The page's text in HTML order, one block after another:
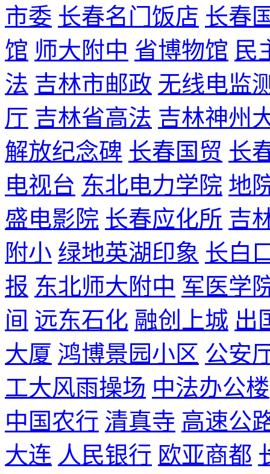
市委 长春名门饭店 长春
馆 师大附中 省博物馆 民
法 吉林市邮政 无线电监
厅 吉林省高法 吉林神州
解放纪念碑 长春国贸 长
电视台 东北电力学院 地
盛电影院 长春应化所 吉
附小 绿地英湖印象 长白
报 东北师大附中 军医学
间 远东石化 融创上城 出
大厦 鸿博景园小区 公安
工大风雨操场 中法办公楼
中国农行 清真寺 高速公
大连 人民银行 欧亚商都